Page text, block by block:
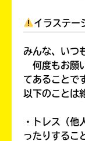
イラステー
みんな、いつ
何度もお願
てあることで
以下のことは
・トレス（他
ったりするこ